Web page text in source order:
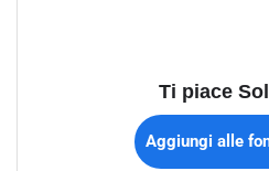
Ti piace
Aggiungi alle